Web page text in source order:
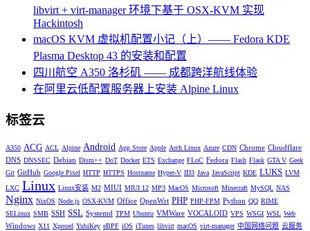
libvirt + virt-manager 环境下基于 OSX-KVM 实现
Hackintosh
macOS KVM 虚拟机配置小记（上）—— Fedora KDE
Plasma Desktop 43 的安装和配置
四川航空 A350 洛杉矶 —— 成都跨洋航线体验
在阿里云低配置服务器上安装 Alpine Linux
标签云
A350 ACG ACL Alpine Android App Store Apple Arch Linux Azure CDN Chrome Cloudflare
DNS DNSSEC Debian Dism++ DoT Docker ETS Exchange FLoC Fedora Flash Flask GTA V Geek
Git GitHub Google Pixel HTTP HTTPS Hostname Hyper-V ID3 Java JavaScript KDE LUKS LVM
LXC Linux Linux安装 M2 MIUI MIUI 12 MP3 MacOS Microsoft Minecraft MySQL NAS
Nginx NixOS Node.js OSX-KVM Office OpenWrt PHP PHP-FPM Python QQ RIME
SELinux SMB SSH SSL Systemd TPM Ubuntu VMWare VOCALOID VPS WSGI WSL Web
Windows X11 Xposed YubiKey eBPF iOS iTunes libvirt macOS virt-manager 中国网络问题 云服务